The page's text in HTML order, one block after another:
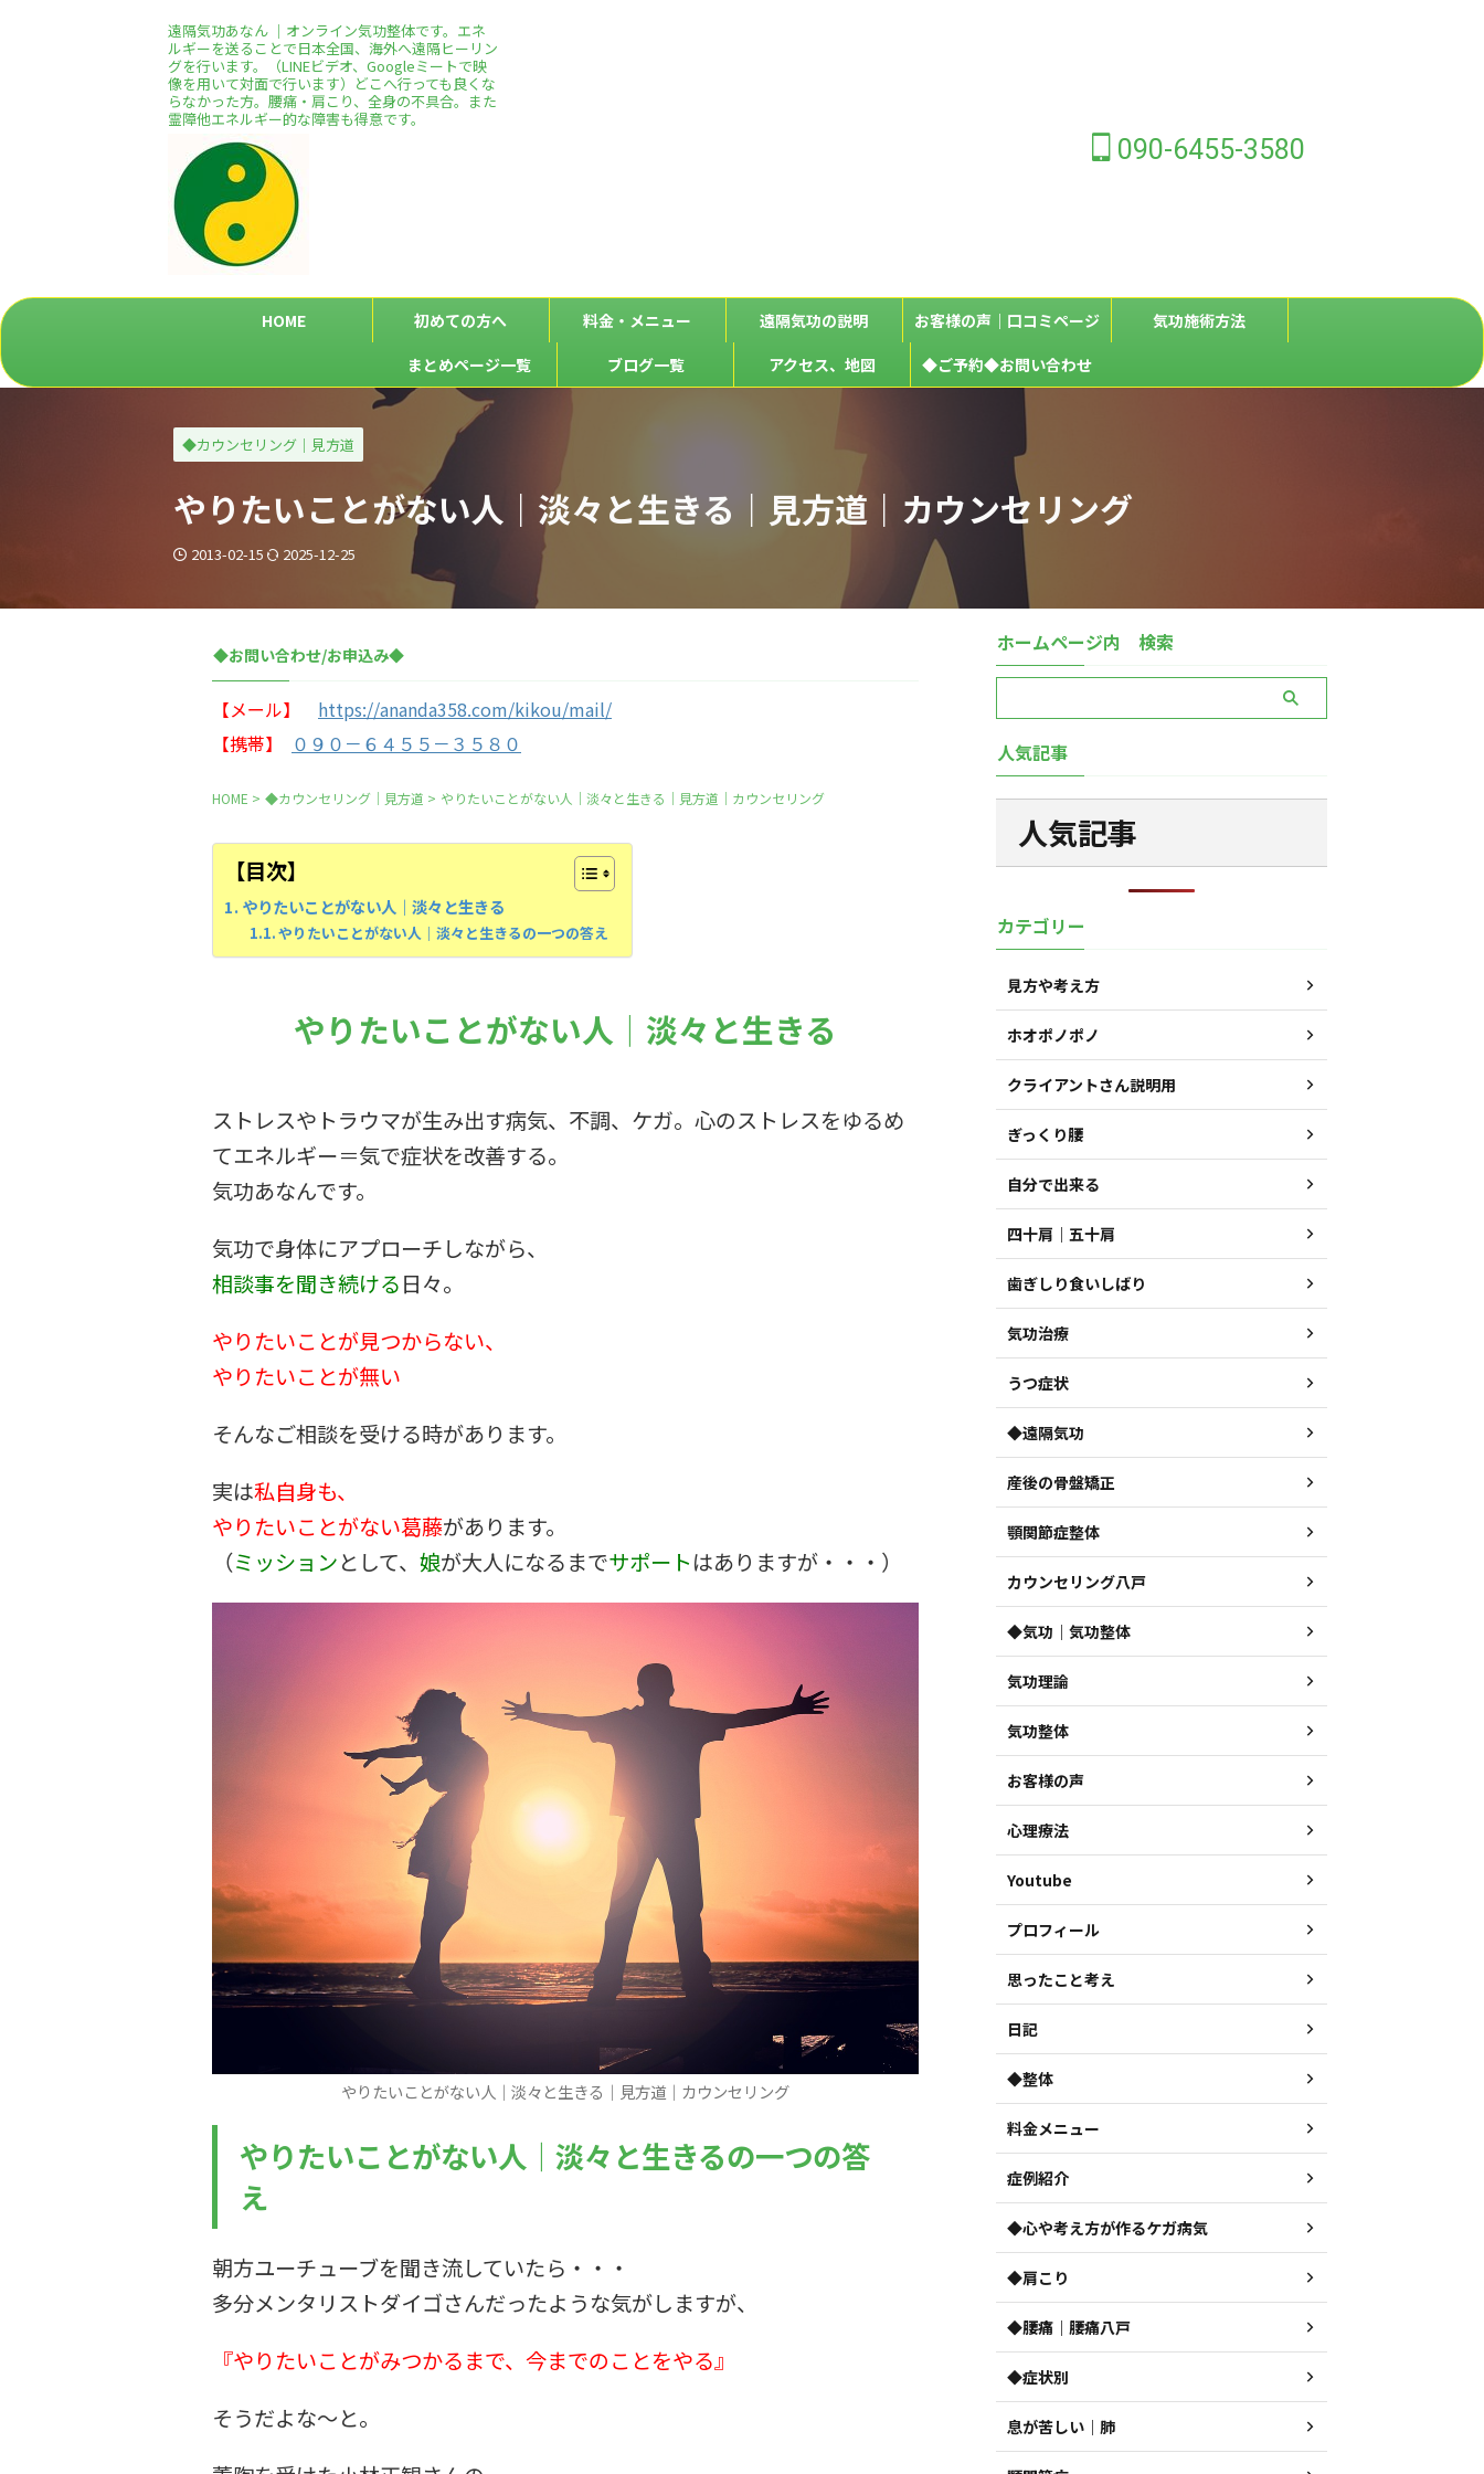
遠隔気功あなん ｜オンライン気功整体です。エネ
ルギーを送ることで日本全国、海外へ遠隔ヒーリン
グを行います。（LINEビデオ、Googleミートで映
像を用いて対面で行います）どこへ行っても良くな
らなかった方。腰痛・肩こり、全身の不具合。また
霊障他エネルギー的な障害も得意です。
090-6455-3580
HOME 初めての方へ 料金・メニュー 遠隔気功の説明 お客様の声｜口コミページ
気功施術方法
まとめページ一覧
ブログ一覧 アクセス、地図 ◆ご予約◆お問い合わせ
◆カウンセリング｜見方道
やりたいことがない人｜淡々と生きる｜見方道｜カウンセリング
2013-02-15 2025-12-25
◆お問い合わせ/お申込み◆
【メール】
https://ananda358.com/kikou/mail/
【携帯】
０９０－６４５５－３５８０
HOME > ◆カウンセリング｜見方道 > やりたいことがない人｜淡々と生きる｜見方道｜カウンセリング
【目次】
やりたいことがない人｜淡々と生きる
やりたいことがない人｜淡々と生きるの一つの答え
やりたいことがない人｜淡々と生きる
ストレスやトラウマが生み出す病気、不調、ケガ。心のストレスをゆるめ
てエネルギー＝気で症状を改善する。
気功あなんです。
気功で身体にアプローチしながら、
相談事を聞き続ける日々。
やりたいことが見つからない、
やりたいことが無い
そんなご相談を受ける時があります。
実は私自身も、
やりたいことがない葛藤があります。
（ミッションとして、 娘が大人になるまでサポートはありますが・・・）
やりたいことがない人｜淡々と生きる｜見方道｜カウンセリング
やりたいことがない人｜淡々と生きるの一つの答
え
朝方ユーチューブを聞き流していたら・・・
多分メンタリストダイゴさんだったような気がしますが、
『やりたいことがみつかるまで、今までのことをやる』
そうだよな～と。
ホームページ内 検索
人気記事
人気記事
カテゴリー
見方や考え方
ホオポノポノ
クライアントさん説明用
ぎっくり腰
自分で出来る
四十肩｜五十肩
歯ぎしり食いしばり
気功治療
うつ症状
◆遠隔気功
産後の骨盤矯正
顎関節症整体
カウンセリング八戸
◆気功｜気功整体
気功理論
気功整体
お客様の声
心理療法
Youtube
プロフィール
思ったこと考え
日記
◆整体
料金メニュー
症例紹介
◆心や考え方が作るケガ病気
◆肩こり
◆腰痛｜腰痛八戸
◆症状別
息が苦しい｜肺